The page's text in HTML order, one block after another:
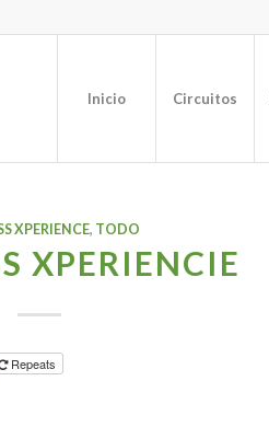
Inicio Circuitos
XPERIENCE, TODO
XPERIENCIE
Repeats